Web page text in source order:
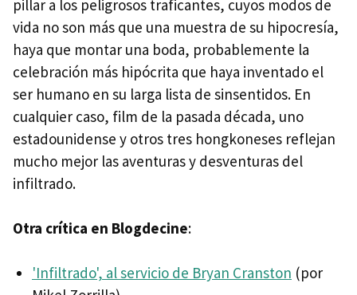
pillar a los peligrosos traficantes, cuyos modos de
vida no son más que una muestra de su hipocresía,
haya que montar una boda, probablemente la
celebración más hipócrita que haya inventado el
ser humano en su larga lista de sinsentidos. En
cualquier caso, film de la pasada década, uno
estadounidense y otros tres hongkoneses reflejan
mucho mejor las aventuras y desventuras del
infiltrado.
Otra crítica en Blogdecine:
'Infiltrado', al servicio de Bryan Cranston (por